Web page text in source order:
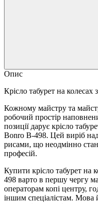
Опис
Крісло табурет на колесах
Кожному майстру та
робочий простір
позиції дарує крісло
Bonro B-498. Цей виріб
рисами, що неодмінно
професій.
Купити крісло табурет на
498 варто в першу чергу
операторам копі центру,
іншим спеціалістам.